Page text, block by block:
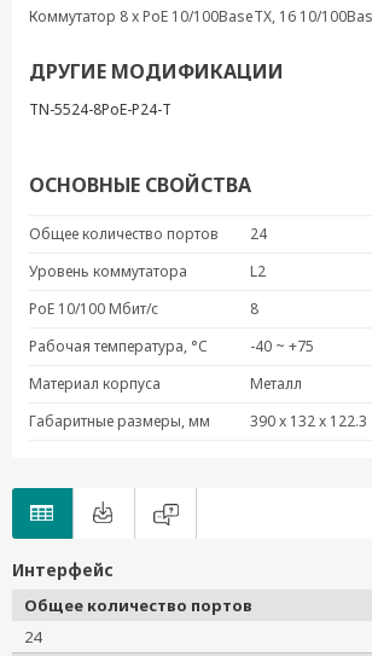
Коммутатор 8 x PoE 10/100BaseTX, 16 10/
ДРУГИЕ МОДИФИКАЦИИ
TN-5524-8PoE-P24-T
ОСНОВНЫЕ СВОЙСТВА
Общее количество портов
24
Уровень коммутатора
L2
PoE 10/100 Мбит/с
8
Рабочая температура, °C
-40 ~ +75
Материал корпуса
Металл
Габаритные размеры, мм
390 x 132 x 122.3
Интерфейс
Общее количество портов
24